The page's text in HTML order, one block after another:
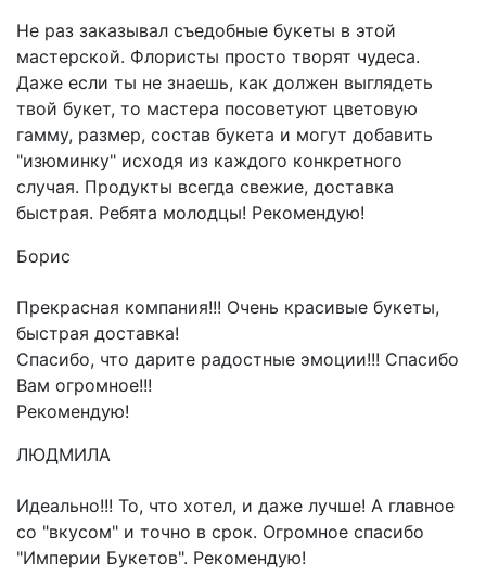
Не раз заказывал съедобные букеты в этой
мастерской. Флористы просто творят чудеса.
Даже если ты не знаешь, как должен выглядеть
твой букет, то мастера посоветуют цветовую
гамму, размер, состав букета и могут добавить
"изюминку" исходя из каждого конкретного
случая. Продукты всегда свежие, доставка
быстрая. Ребята молодцы! Рекомендую!
Борис
Прекрасная компания!!! Очень красивые букеты,
быстрая доставка!
Спасибо, что дарите радостные эмоции!!! Спасибо
Вам огромное!!!
Рекомендую!
ЛЮДМИЛА
Идеально!!! То, что хотел, и даже лучше! А главное
со "вкусом" и точно в срок. Огромное спасибо
"Империи Букетов". Рекомендую!